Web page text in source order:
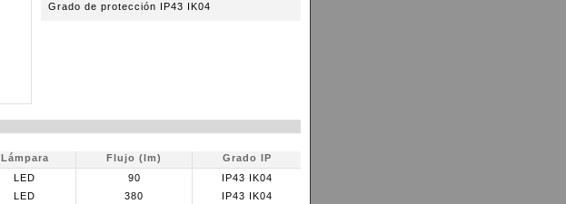
Grado de protección IP43 IK04
Lámpara Flujo (lm)
Grado IP
LED 90
IP43 IK04
LED 380 IP43 IK04